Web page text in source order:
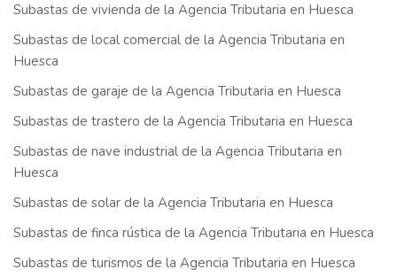
Subastas de vivienda de la Agencia Tributaria en Huesca
Subastas de local comercial de la Agencia Tributaria en
Huesca
Subastas de garaje de la Agencia Tributaria en Huesca
Subastas de trastero de la Agencia Tributaria en Huesca
Subastas de nave industrial de la Agencia Tributaria en
Huesca
Subastas de solar de la Agencia Tributaria en Huesca
Subastas de finca rústica de la Agencia Tributaria en Huesca
Subastas de turismos de la Agencia Tributaria en Huesca